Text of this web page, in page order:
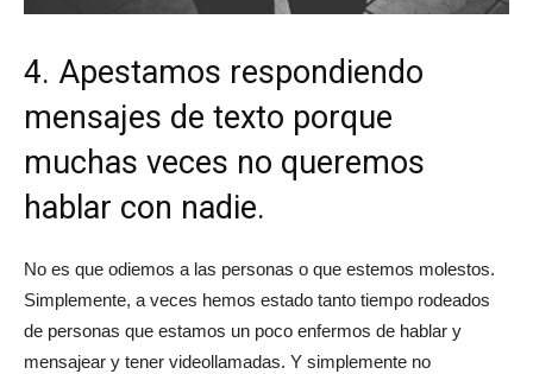
4. Apestamos respondiendo
mensajes de texto porque
muchas veces no queremos
hablar con nadie.
No es que odiemos a las personas o que estemos molestos.
Simplemente, a veces hemos estado tanto tiempo rodeados
de personas que estamos un poco enfermos de hablar y
mensajear y tener videollamadas. Y simplemente no